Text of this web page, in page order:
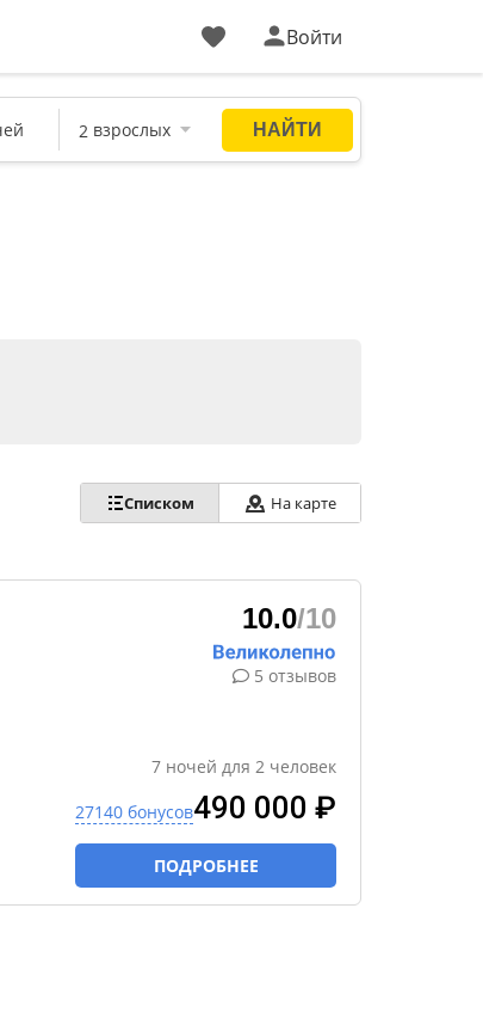
Войти
Списком На карте
10.0/10
5 отзывов
7 ночей для 2 человек
27140 бонусов490 000 ₽
ПОДРОБНЕЕ